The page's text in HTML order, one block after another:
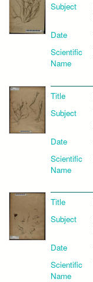
Subject
Date
Scientific
Name
Title
Subject
Date
Scientific
Name
Title
Subject
Date
Scientific
Name